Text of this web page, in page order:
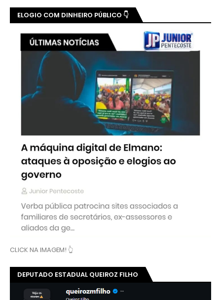
ELOGIO COM DINHEIRO PÚBLICO 👇
CLICK NA IMAGEM! 👆
DEPUTADO ESTADUAL QUEIROZ FILHO